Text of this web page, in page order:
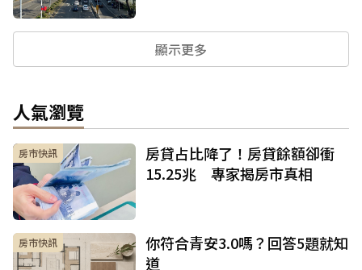
顯示更多
人氣瀏覽
房市快訊
房貸占比降了！房貸餘額卻衝
15.25兆 專家揭房市真相
房市快訊
你符合青安3.0嗎？回答5題就知
道